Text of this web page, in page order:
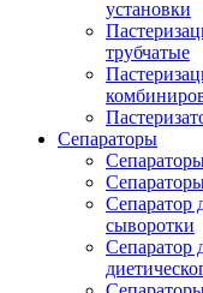
установки
трубчатые
Сепараторы
Сепаратор
сыворотки
Сепаратор